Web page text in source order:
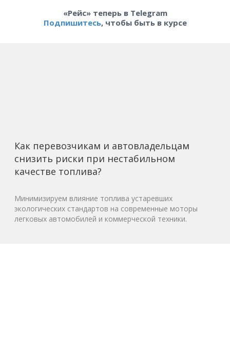
«Рейс» теперь в Telegram
Подпишитесь, чтобы быть в курсе
Как перевозчикам и автовладельцам
снизить риски при нестабильном
качестве топлива?
Минимизируем влияние топлива устаревших
экологических стандартов на современные моторы
легковых автомобилей и коммерческой техники.